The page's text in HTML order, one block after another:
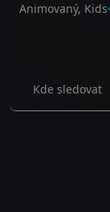
Animovaný, Kids
Kde sledovat